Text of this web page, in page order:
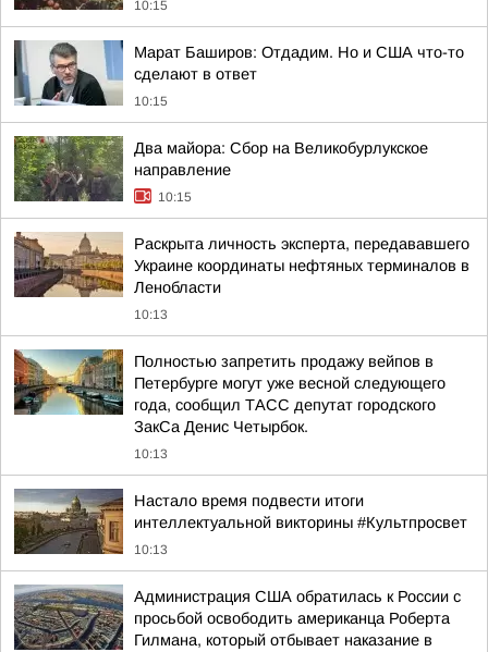
10:15
Марат Баширов: Отдадим. Но и США что-то
сделают в ответ
10:15
Два майора: Сбор на Великобурлукское
направление
10:15
Раскрыта личность эксперта, передававшего
Украине координаты нефтяных терминалов в
Ленобласти
10:13
Полностью запретить продажу вейпов в
Петербурге могут уже весной следующего
года, сообщил ТАСС депутат городского
ЗакСа Денис Четырбок.
10:13
Настало время подвести итоги
интеллектуальной викторины #Культпросвет
10:13
Администрация США обратилась к России с
просьбой освободить американца Роберта
Гилмана, который отбывает наказание в